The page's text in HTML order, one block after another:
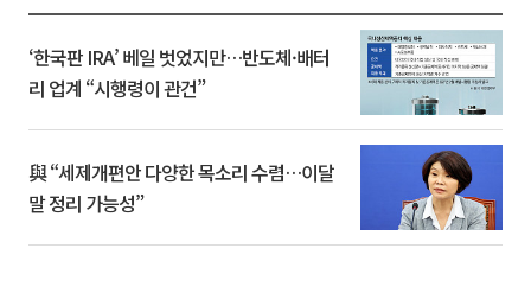
‘한국판 IRA’ 베일 벗었지만…반도체·배터
리 업계 “시행령이 관건”
與 “세제개편안 다양한 목소리 수렴…이달
말 정리 가능성”